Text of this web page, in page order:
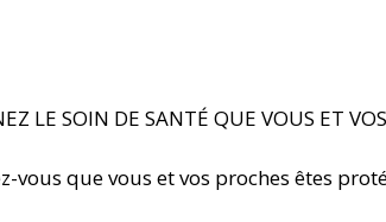
LE SOIN DE SANTÉ QUE VOUS ET
vous que vous et vos proches êtes